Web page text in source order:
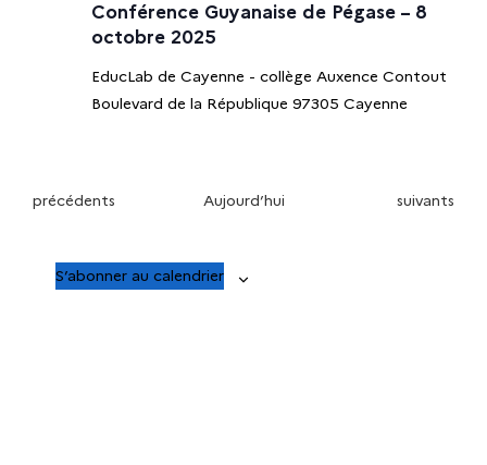
Conférence Guyanaise de Pégase – 8
octobre 2025
EducLab de Cayenne - collège Auxence Contout
Boulevard de la République 97305 Cayenne
É
précédents Aujourd’hui
É
suivants
S’abonner au calendrier